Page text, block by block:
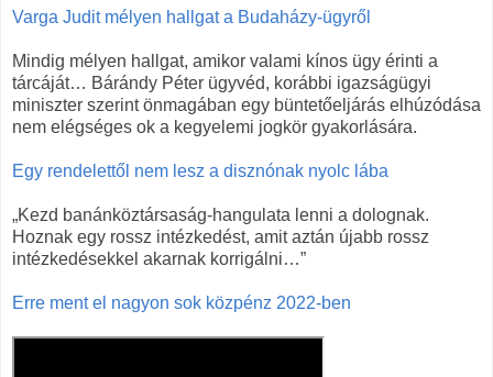
Varga Judit mélyen hallgat a Budaházy-ügyről
Mindig mélyen hallgat, amikor valami kínos ügy érinti a
tárcáját… Bárándy Péter ügyvéd, korábbi igazságügyi
miniszter szerint önmagában egy büntetőeljárás elhúzódása
nem elégséges ok a kegyelemi jogkör gyakorlására.
Egy rendelettől nem lesz a disznónak nyolc lába
„Kezd banánköztársaság-hangulata lenni a dolognak.
Hoznak egy rossz intézkedést, amit aztán újabb rossz
intézkedésekkel akarnak korrigálni…”
Erre ment el nagyon sok közpénz 2022-ben